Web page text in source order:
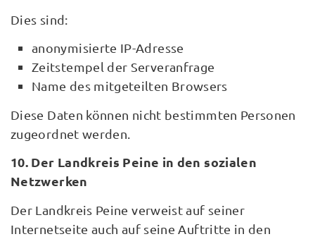
Dies sind:
anonymisierte IP-Adresse
Zeitstempel der Serveranfrage
Name des mitgeteilten Browsers
Diese Daten können nicht bestimmten Personen
zugeordnet werden.
10. Der Landkreis Peine in den sozialen
Netzwerken
Der Landkreis Peine verweist auf seiner
Internetseite auch auf seine Auftritte in den